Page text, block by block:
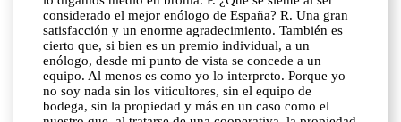
considerado el mejor enólogo de España? R. Una gran
satisfacción y un enorme agradecimiento. También es
cierto que, si bien es un premio individual, a un
enólogo, desde mi punto de vista se concede a un
equipo. Al menos es como yo lo interpreto. Porque yo
no soy nada sin los viticultores, sin el equipo de
bodega, sin la propiedad y más en un caso como el